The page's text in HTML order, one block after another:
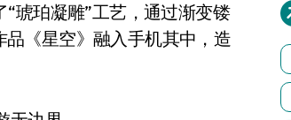
琥珀凝雕”工艺，通过渐变镂
《星空》融入手机其中，造